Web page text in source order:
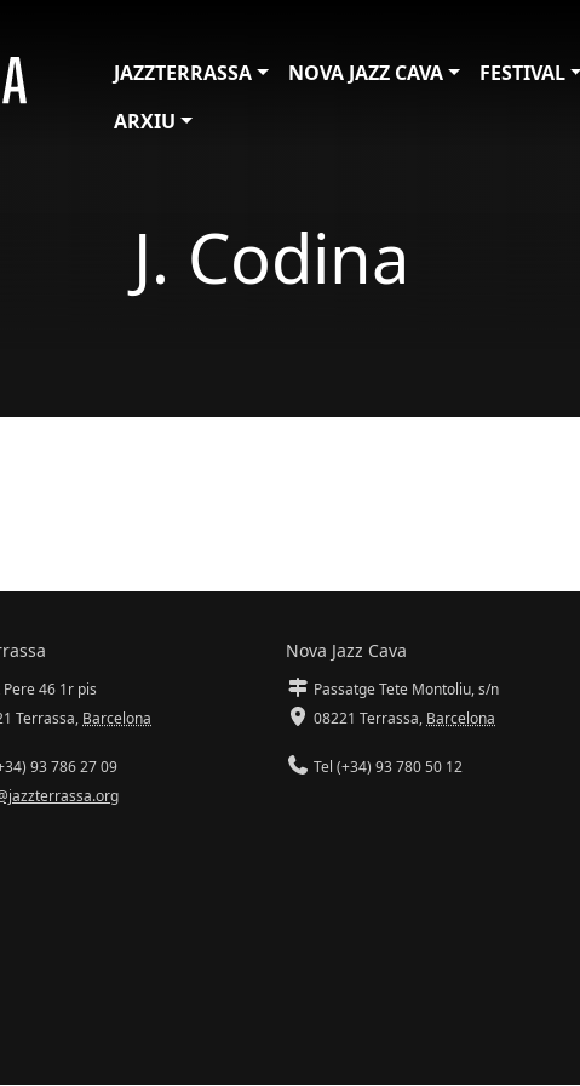
JAZZTERRASSA
NOVA JAZZ CAVA FESTIVAL
ARXIU
J. Codina
Pere 46 1r pis
Terrassa, Barcelona
93 786 27 09
Nova Jazz Cava
Passatge Tete Montoliu, s/n
08221 Terrassa, Barcelona
Tel (+34) 93 780 50 12